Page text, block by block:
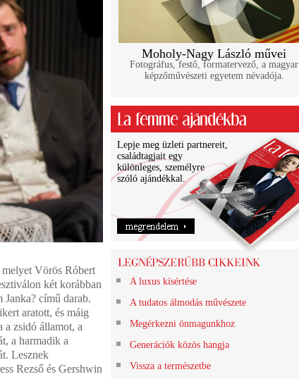
Vörös Róbert
két korábban
című darab.
aratott, és máig
zsidó államot, a
a harmadik a
Lesznek
Rezső és Gershwin
Moholy-Nagy László művei
Fotográfus, festő, formatervező, a magyar
képzőművészeti egyetem névadója.
Lepje meg üzleti partnereit,
családtagjait egy
különleges, személyre
szóló ajándékkal.
A luxus kísértése
A tudatos álmodás művészete
Megérkezni önmagunkhoz
Generációk közös hangja
Vissza a természetbe